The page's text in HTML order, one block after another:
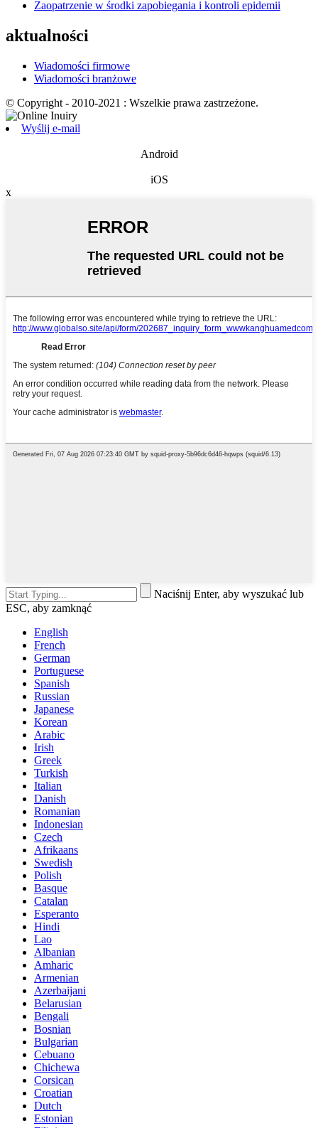
Zaopatrzenie w środki zapobiegania i kontroli epidemii
aktualności
Wiadomości firmowe
Wiadomości branżowe
© Copyright - 2010-2021 : Wszelkie prawa zastrzeżone.
Wyślij e-mail
Android
iOS
x
Naciśnij Enter, aby wyszukać lub
ESC, aby zamknąć
English
French
German
Portuguese
Spanish
Russian
Japanese
Korean
Arabic
Irish
Greek
Turkish
Italian
Danish
Romanian
Indonesian
Czech
Afrikaans
Swedish
Polish
Basque
Catalan
Esperanto
Hindi
Lao
Albanian
Amharic
Armenian
Azerbaijani
Belarusian
Bengali
Bosnian
Bulgarian
Cebuano
Chichewa
Corsican
Croatian
Dutch
Estonian